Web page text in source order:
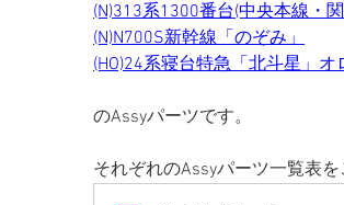
(N)313系1300番台(中央本線・
(N)N700S新幹線「のぞみ」
(HO)24系寝台特急「北斗星」
のAssyパーツです。
それぞれのAssyパーツ一覧表